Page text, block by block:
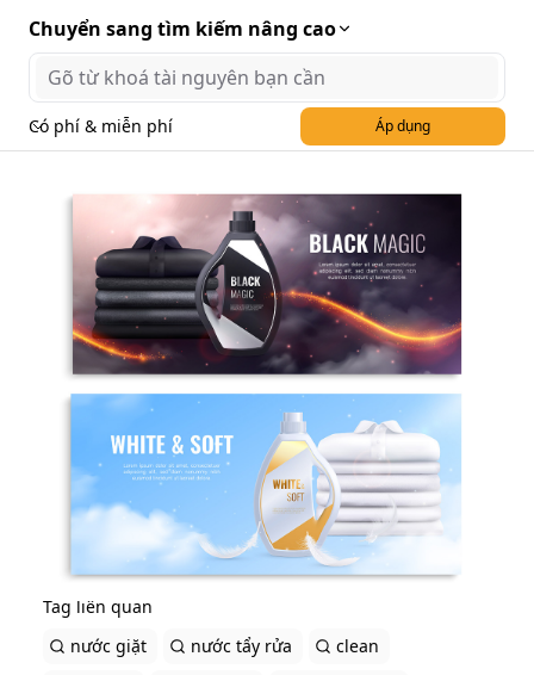
Chuyển sang tìm kiếm nâng cao
Có phí & miễn phí Áp dụng
Banner quảng cáo nước
giặt quần áo file EPS và AI
mẫu NG96
Tag liên quan
nước giặt
nước tẩy rửa
clean